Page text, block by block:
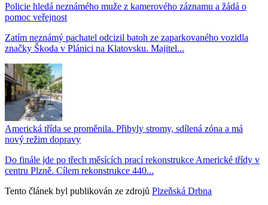
Policie hledá neznámého muže z kamerového záznamu a žádá o
pomoc veřejnost
Zatím neznámý pachatel odcizil batoh ze zaparkovaného vozidla
značky Škoda v Plánici na Klatovsku. Majitel...
Americká třída se proměnila. Přibyly stromy, sdílená zóna a má
nový režim dopravy
Do finále jde po třech měsících prací rekonstrukce Americké třídy v
centru Plzně. Cílem rekonstrukce 440...
Tento článek byl publikován ze zdrojů Plzeňská Drbna